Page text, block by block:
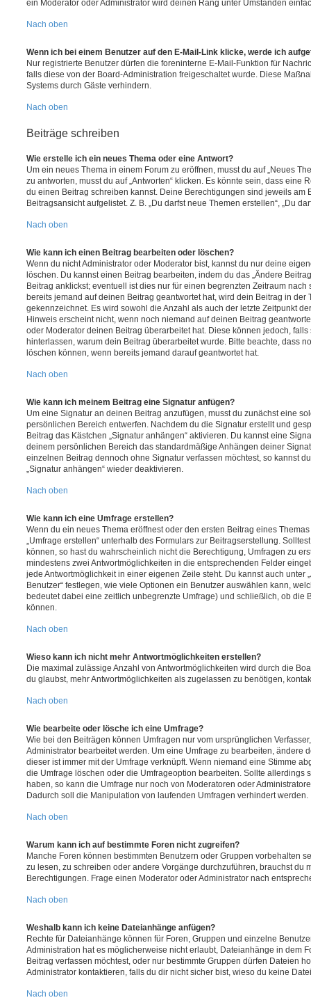
ein Moderator oder Administrator wird deinen Rang unter Umständen
Nach oben
Wenn ich bei einem Benutzer auf den E-Mail-Link klicke, werde ich
Nur registrierte Benutzer dürfen die foreninterne E-Mail-Funktion für
falls diese von der Board-Administration freigeschaltet wurde. Diese
Systems durch Gäste verhindern.
Nach oben
Beiträge schreiben
Wie erstelle ich ein neues Thema oder eine Antwort?
Um ein neues Thema in einem Forum zu eröffnen, musst du auf „Neues
zu antworten, musst du auf „Antworten“ klicken. Es könnte sein, dass eine
du einen Beitrag schreiben kannst. Deine Berechtigungen sind jeweils am
Beitragsansicht aufgelistet. Z. B. „Du darfst neue Themen erstellen“, „Du
Nach oben
Wie kann ich einen Beitrag bearbeiten oder löschen?
Wenn du nicht Administrator oder Moderator bist, kannst du nur deine
löschen. Du kannst einen Beitrag bearbeiten, indem du das „Ändere
Beitrag anklickst; eventuell ist dies nur für einen begrenzten Zeitraum
bereits jemand auf deinen Beitrag geantwortet hat, wird dein Beitrag in der
gekennzeichnet. Es wird sowohl die Anzahl als auch der letzte Zeitpunkt
Hinweis erscheint nicht, wenn noch niemand auf deinen Beitrag
oder Moderator deinen Beitrag überarbeitet hat. Diese können jedoch,
hinterlassen, warum dein Beitrag überarbeitet wurde. Bitte beachte, dass
löschen können, wenn bereits jemand darauf geantwortet hat.
Nach oben
Wie kann ich meinem Beitrag eine Signatur anfügen?
Um eine Signatur an deinen Beitrag anzufügen, musst du zunächst eine
persönlichen Bereich entwerfen. Nachdem du die Signatur erstellt und
Beitrag das Kästchen „Signatur anhängen“ aktivieren. Du kannst eine
deinem persönlichen Bereich das standardmäßige Anhängen deiner
einzelnen Beitrag dennoch ohne Signatur verfassen möchtest, so kannst
„Signatur anhängen“ wieder deaktivieren.
Nach oben
Wie kann ich eine Umfrage erstellen?
Wenn du ein neues Thema eröffnest oder den ersten Beitrag eines
„Umfrage erstellen“ unterhalb des Formulars zur Beitragserstellung.
können, so hast du wahrscheinlich nicht die Berechtigung, Umfragen zu
mindestens zwei Antwortmöglichkeiten in die entsprechenden Felder
jede Antwortmöglichkeit in einer eigenen Zeile steht. Du kannst auch unter
Benutzer“ festlegen, wie viele Optionen ein Benutzer auswählen kann,
bedeutet dabei eine zeitlich unbegrenzte Umfrage) und schließlich, ob die
können.
Nach oben
Wieso kann ich nicht mehr Antwortmöglichkeiten erstellen?
Die maximal zulässige Anzahl von Antwortmöglichkeiten wird durch die
du glaubst, mehr Antwortmöglichkeiten als zugelassen zu benötigen,
Nach oben
Wie bearbeite oder lösche ich eine Umfrage?
Wie bei den Beiträgen können Umfragen nur vom ursprünglichen
Administrator bearbeitet werden. Um eine Umfrage zu bearbeiten, ändere
dieser ist immer mit der Umfrage verknüpft. Wenn niemand eine Stimme
die Umfrage löschen oder die Umfrageoption bearbeiten. Sollte allerdings
haben, so kann die Umfrage nur noch von Moderatoren oder
Dadurch soll die Manipulation von laufenden Umfragen verhindert werden.
Nach oben
Warum kann ich auf bestimmte Foren nicht zugreifen?
Manche Foren können bestimmten Benutzern oder Gruppen vorbehalten
zu lesen, zu schreiben oder andere Vorgänge durchzuführen, brauchst du
Berechtigungen. Frage einen Moderator oder Administrator nach
Nach oben
Weshalb kann ich keine Dateianhänge anfügen?
Rechte für Dateianhänge können für Foren, Gruppen und einzelne
Administration hat es möglicherweise nicht erlaubt, Dateianhänge in dem
Beitrag verfassen möchtest, oder nur bestimmte Gruppen dürfen Dateien
Administrator kontaktieren, falls du dir nicht sicher bist, wieso du keine
Nach oben